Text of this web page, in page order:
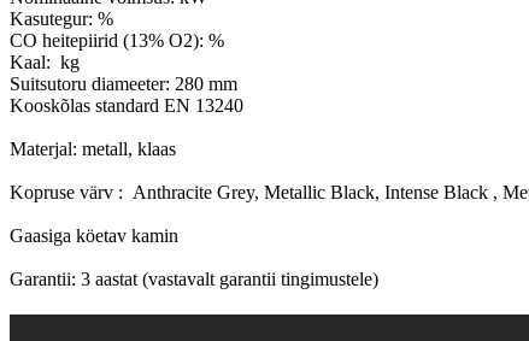
Kasutegur: %
CO heitepiirid (13% O2): %
Kaal:  kg
Suitsutoru diameeter: 280 mm
Kooskõlas standard EN 13240
Materjal: metall, klaas
Kopruse värv :  Anthracite Grey, Metallic Black, Intense Black ,
Gaasiga köetav kamin